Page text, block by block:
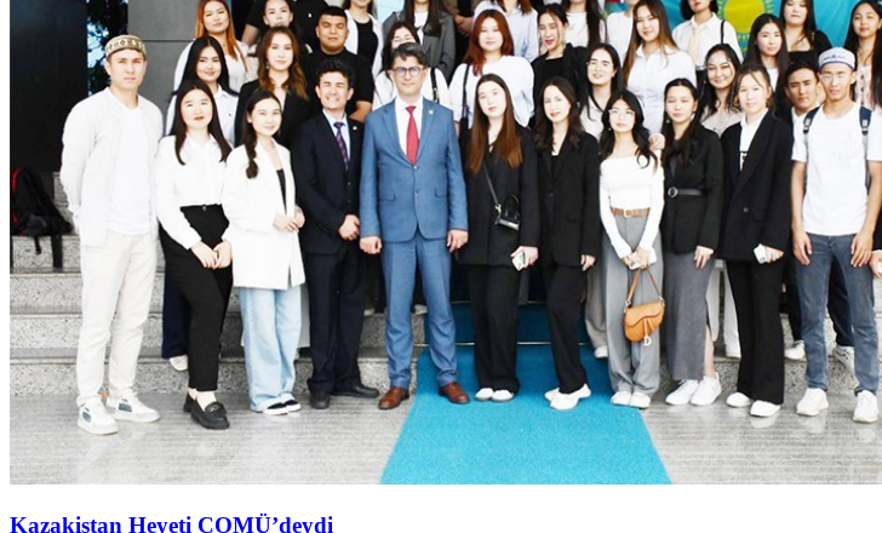
Kazakistan Heyeti ÇOMÜ’deydi